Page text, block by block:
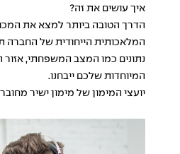
איך עושים את זה?
הדרך הטובה ביותר למצא את
המלאכותית הייחודית של החברה
נתונים כמו המצב המשפחתי,
המיוחדות שלכם ייבחנו.
יועצי המימון של מימון ישיר